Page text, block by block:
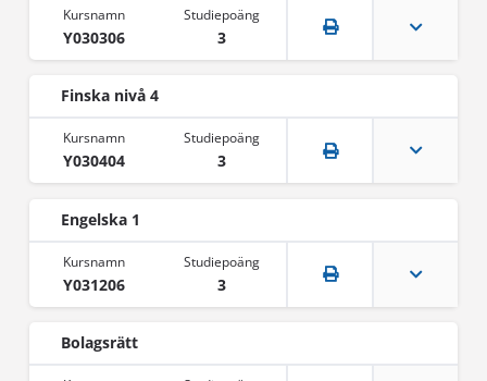
Y030306 3
Finska nivå 4
Y030404 3
Engelska 1
Y031206 3
Bolagsrätt